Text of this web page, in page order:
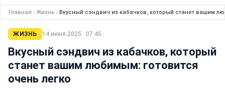
Главная › Жизнь › Вкусный сэндвич из кабачков, который станет вашим
ЖИЗНЬ 14 июня 2025 · 07:45
Вкусный сэндвич из кабачков, который
станет вашим любимым: готовится
очень легко